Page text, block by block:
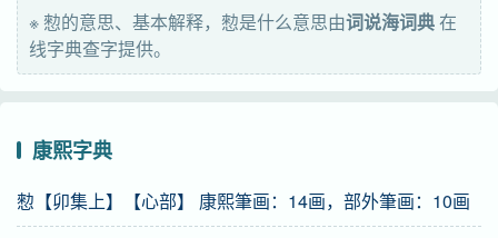
※ 愸的意思、基本解释，愸是什么意思由词说海词典在
线字典查字提供。
康熙字典
愸【卯集上】【心部】 康熙筆画：14画，部外筆画：10画